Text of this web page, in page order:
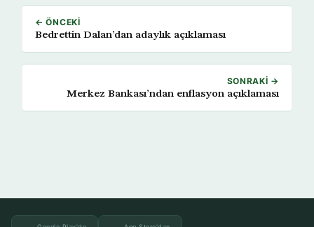
← ÖNCEKI
Bedrettin Dalan’dan adaylık açıklaması
SONRAKI →
Merkez Bankası’ndan enflasyon açıklaması